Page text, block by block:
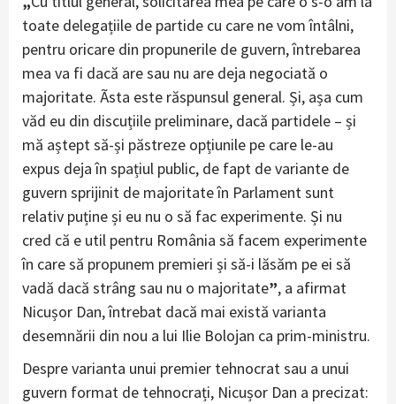
toate delegațiile de partide cu care ne vom întâlni,
pentru oricare din propunerile de guvern, întrebarea
mea va fi dacă are sau nu are deja negociată o
majoritate. Ãsta este răspunsul general. Și, așa cum
văd eu din discuțiile preliminare, dacă partidele – și
mă aștept să-și păstreze opțiunile pe care le-au
expus deja în spațiul public, de fapt de variante de
guvern sprijinit de majoritate în Parlament sunt
relativ puține și eu nu o să fac experimente. Și nu
cred că e util pentru România să facem experimente
în care să propunem premieri și să-i lăsăm pe ei să
vadă dacă strâng sau nu o majoritate”, a afirmat
Nicușor Dan, întrebat dacă mai există varianta
desemnării din nou a lui Ilie Bolojan ca prim-ministru.
Despre varianta unui premier tehnocrat sau a unui
guvern format de tehnocrați, Nicușor Dan a precizat: